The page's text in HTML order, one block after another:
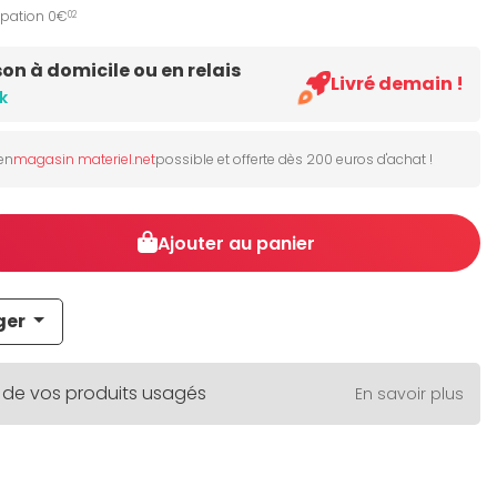
0€02
à domicile ou en relais
Livré demain !
magasin materiel.netpossible et offerte dès 200 euros d'achat !
Ajouter au panier
de vos produits usagés En savoir plus